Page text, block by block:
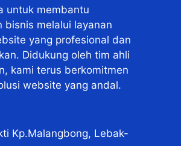
untuk membantu
bisnis melalui layanan
yang profesional dan
Didukung oleh tim ahli
kami terus berkomitmen
website yang andal.
Kp.Malangbong, Lebak-